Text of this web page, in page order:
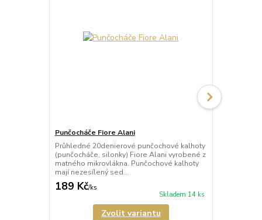
Punčocháče Fiore Alani
Průhledné 20denierové punčochové kalhoty
(punčocháče, silonky) Fiore Alani vyrobené z
matného mikrovlákna. Punčochové kalhoty
mají nezesílený sed...
189 Kč/ks
Skladem 14 ks
Zvolit variantu